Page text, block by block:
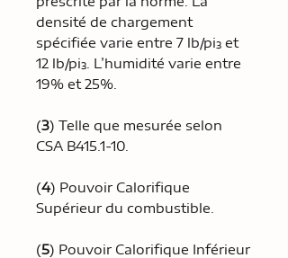
densité de chargement
spécifiée varie entre 7 lb/pi³ et
12 lb/pi³. L’humidité varie entre
19% et 25%.
(3) Telle que mesurée selon
CSA B415.1-10.
(4) Pouvoir Calorifique
Supérieur du combustible.
(5) Pouvoir Calorifique Inférieur